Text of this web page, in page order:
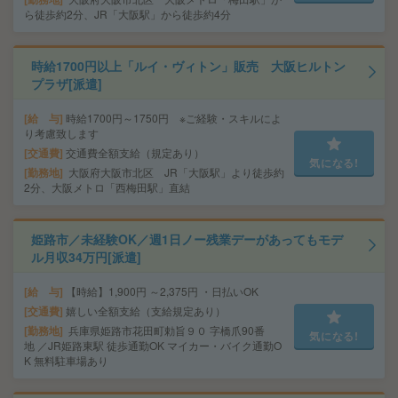
ら徒歩約2分、JR「大阪駅」から徒歩約4分
時給1700円以上「ルイ・ヴィトン」販売 大阪ヒルトン
プラザ[派遣]
給 与 時給1700円～1750円 ※ご経験・スキルによ
り考慮致します
交通費 交通費全額支給（規定あり）
勤務地
大阪府大阪市北区 JR「大阪駅」より徒歩約
2分、大阪メトロ「西梅田駅」直結
気になる!
姫路市／未経験OK／週1日ノー残業デーがあってもモデ
ル月収34万円[派遣]
給 与 【時給】1,900円 ～2,375円 ・日払いOK
交通費 嬉しい全額支給（支給規定あり）
勤務地 兵庫県姫路市花田町勅旨９０ 字橋爪90番
地 ／JR姫路東駅 徒歩通勤OK マイカー・バイク通勤O
K 無料駐車場あり
気になる!